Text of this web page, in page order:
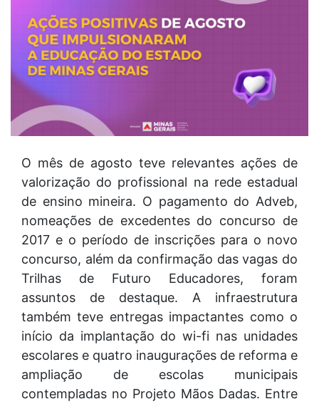
O mês de agosto teve relevantes ações de
valorização do profissional na rede estadual
de ensino mineira. O pagamento do Adveb,
nomeações de excedentes do concurso de
2017 e o período de inscrições para o novo
concurso, além da confirmação das vagas do
Trilhas de Futuro Educadores, foram
assuntos de destaque. A infraestrutura
também teve entregas impactantes como o
início da implantação do wi-fi nas unidades
escolares e quatro inaugurações de reforma e
ampliação de escolas municipais
contempladas no Projeto Mãos Dadas. Entre